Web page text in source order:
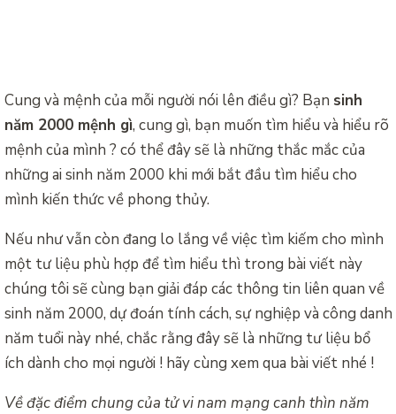
Cung và mệnh của mỗi người nói lên điều gì? Bạn sinh
năm 2000 mệnh gì, cung gì, bạn muốn tìm hiểu và hiểu rõ
mệnh của mình ? có thể đây sẽ là những thắc mắc của
những ai sinh năm 2000 khi mới bắt đầu tìm hiểu cho
mình kiến thức về phong thủy.
Nếu như vẫn còn đang lo lắng về việc tìm kiếm cho mình
một tư liệu phù hợp để tìm hiểu thì trong bài viết này
chúng tôi sẽ cùng bạn giải đáp các thông tin liên quan về
sinh năm 2000, dự đoán tính cách, sự nghiệp và công danh
năm tuổi này nhé, chắc rằng đây sẽ là những tư liệu bổ
ích dành cho mọi người ! hãy cùng xem qua bài viết nhé !
Về đặc điểm chung của tử vi nam mạng canh thìn năm